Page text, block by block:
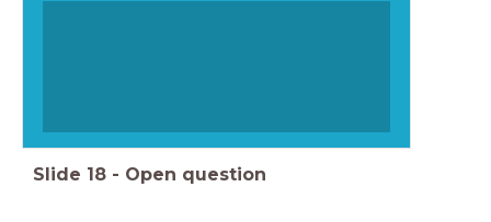
Slide 18 - Open question